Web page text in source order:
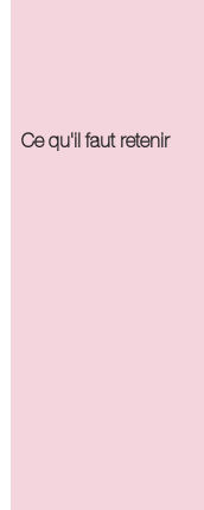
Ce qu'il faut retenir